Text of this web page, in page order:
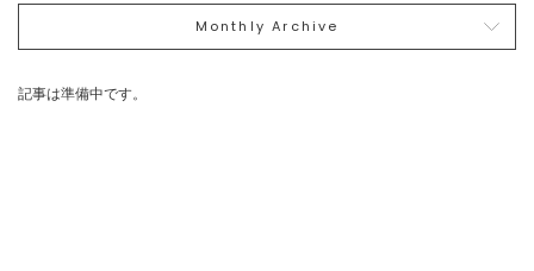
Monthly Archive
記事は準備中です。